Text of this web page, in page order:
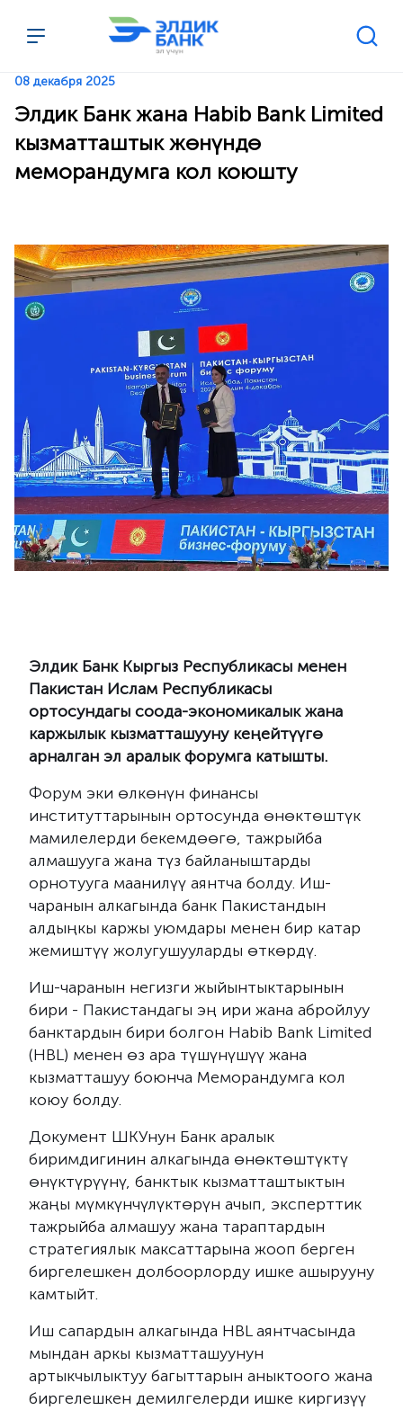
Перейти к содержимому
08 декабря 2025
Элдик Банк жана Habib Bank Limited
кызматташтык жөнүндө
меморандумга кол коюшту
Элдик Банк Кыргыз Республикасы менен
Пакистан Ислам Республикасы
ортосундагы соода-экономикалык жана
каржылык кызматташууну кеңейтүүгө
арналган эл аралык форумга катышты.
Форум эки өлкөнүн финансы
институттарынын ортосунда өнөктөштүк
мамилелерди бекемдөөгө, тажрыйба
алмашууга жана түз байланыштарды
орнотууга маанилүү аянтча болду. Иш-
чаранын алкагында банк Пакистандын
алдыңкы каржы уюмдары менен бир катар
жемиштүү жолугушууларды өткөрдү.
Иш-чаранын негизги жыйынтыктарынын
бири - Пакистандагы эң ири жана абройлуу
банктардын бири болгон Habib Bank Limited
(HBL) менен өз ара түшүнүшүү жана
кызматташуу боюнча Меморандумга кол
коюу болду.
Документ ШКУнун Банк аралык
биримдигинин алкагында өнөктөштүктү
өнүктүрүүнү, банктык кызматташтыктын
жаңы мүмкүнчүлүктөрүн ачып, эксперттик
тажрыйба алмашуу жана тараптардын
стратегиялык максаттарына жооп берген
биргелешкен долбоорлорду ишке ашырууну
камтыйт.
Иш сапардын алкагында HBL аянтчасында
мындан аркы кызматташуунун
артыкчылыктуу багыттарын аныктоого жана
биргелешкен демилгелерди ишке киргизүү